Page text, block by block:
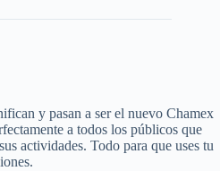
y pasan a ser el nuevo Chamex
a todos los públicos que
actividades. Todo para que uses tu